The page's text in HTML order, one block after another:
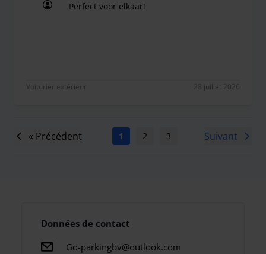
Perfect voor elkaar!
Voiturier extérieur 28 juillet 2026
« Précédent 1 2 3 5
Suivant
Données de contact
Go-parkingbv@outlook.com